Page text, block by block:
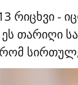
13 რიცხვი -
თარიღი